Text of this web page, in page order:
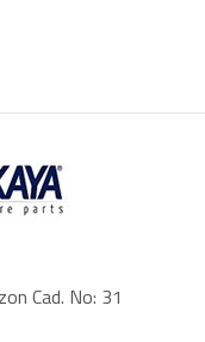
Cad. No: 31